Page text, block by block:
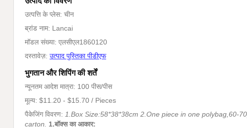
उत्पत्ति के प्लेस: चीन
ब्रांड नाम: Lancai
मॉडल संख्या: एलसीएल1860120
दस्तावेज़: उत्पाद पुस्तिका पीडीएफ
भुगतान और शिपिंग की शर्तें
न्यूनतम आदेश मात्रा: 100 पीस/पीस
मूल्य: $11.20 - $15.70 / Pieces
पैकेजिंग विवरण: 1.Box Size:58*38*38cm 2.One piece in one polybag,60-
carton.
1.बॉक्स का आकार: